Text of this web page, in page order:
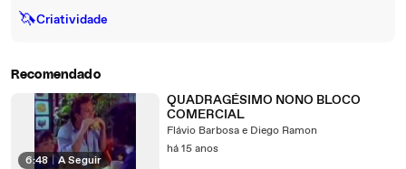
🦄Criatividade
Recomendado
6:48 A Seguir
QUADRAGÉSIMO NONO BLOCO
COMERCIAL
Flávio Barbosa e Diego Ramon
há 15 anos